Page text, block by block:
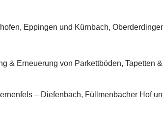
Eppingen und Kürnbach,
& Erneuerung von Parkettböden, Tapetten
– Diefenbach, Füllmenbacher Hof